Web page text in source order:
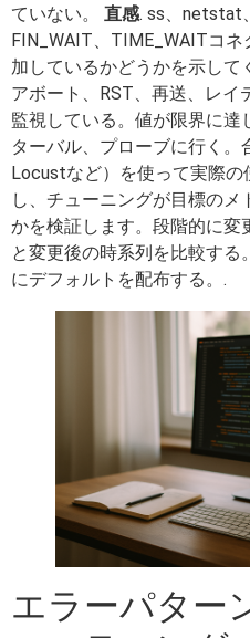
ていない。 直感. ss、netstat
FIN_WAIT、TIME_WAITコ
加しているかどうかを示して
アボート、RST、再送、レ
監視している。値が限界に達
ターバル、プローブに行く。
Locustなど）を使って実際の
し、チューニングが目標のメ
かを検証します。段階的に変
と変更後の時系列を比較する
にデフォルトを配布する。.
エラーパター